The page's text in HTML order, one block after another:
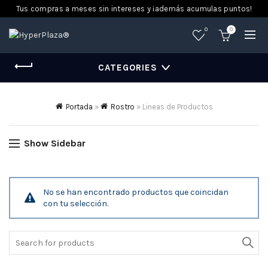
Tus compras a meses sin intereses y ¡además acumulas puntos!
0 0
CATEGORIES
Portada » Rostro » Lineas de Productos
Show Sidebar
No se han encontrado productos que coincidan
con tu selección.